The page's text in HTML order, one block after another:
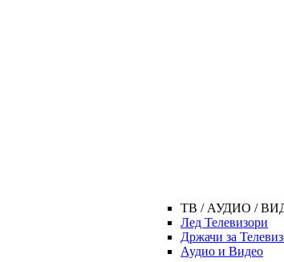
ТВ / АУДИО /
Лед Телевизори
Држачи за
Аудио и Видео